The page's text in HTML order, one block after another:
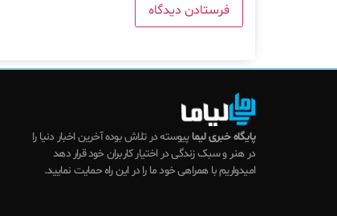
پایگاه خبری لیماپیوسته در تلاش بوده آخرین اخبار دنیا را
در هنر و سبک زندگی در اختیار کاربران خود قرار دهد
امیدواریم با همراهی خود ما را در این راه حمایت نمایید.